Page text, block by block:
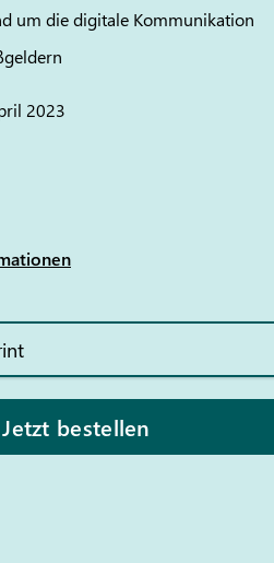
um die digitale Kommunikation
2023
Jetzt bestellen